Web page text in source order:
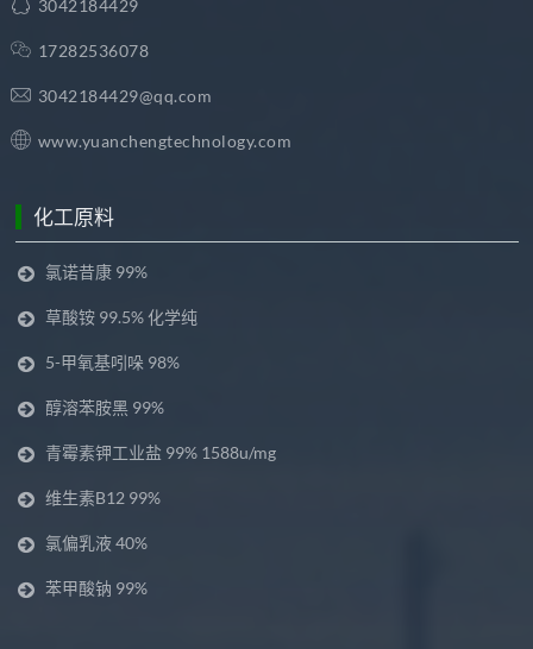
3042184429
17282536078
3042184429@qq.com
www.yuanchengtechnology.com
化工原料
氯诺昔康 99%
草酸铵 99.5% 化学纯
5-甲氧基吲哚 98%
醇溶苯胺黑 99%
青霉素钾工业盐 99% 1588u/mg
维生素B12 99%
氯偏乳液 40%
苯甲酸钠 99%